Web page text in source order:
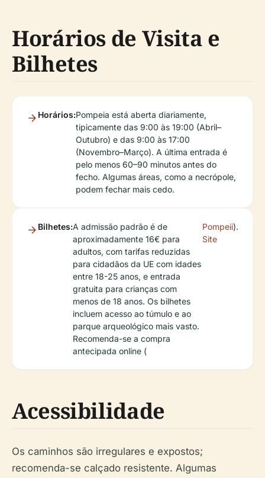
Horários de Visita e
Bilhetes
Horários:Pompeia está aberta diariamente,
tipicamente das 9:00 às 19:00 (Abril–
Outubro) e das 9:00 às 17:00
(Novembro–Março). A última entrada é
pelo menos 60–90 minutos antes do
fecho. Algumas áreas, como a necrópole,
podem fechar mais cedo.
Bilhetes:A admissão padrão é de
aproximadamente 16€ para
adultos, com tarifas reduzidas
para cidadãos da UE com idades
entre 18-25 anos, e entrada
gratuita para crianças com
menos de 18 anos. Os bilhetes
incluem acesso ao túmulo e ao
parque arqueológico mais vasto.
Recomenda-se a compra
antecipada online (
Pompeii
Site
).
Acessibilidade
Os caminhos são irregulares e expostos;
recomenda-se calçado resistente. Algumas